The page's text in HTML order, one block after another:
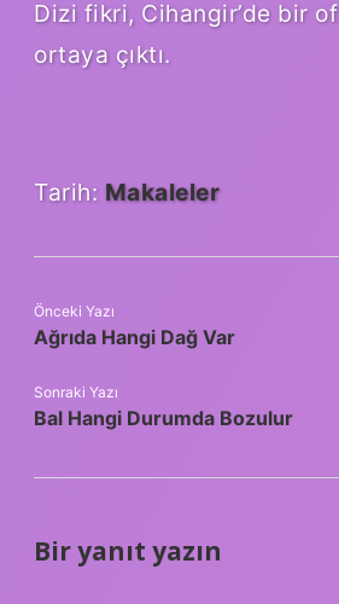
Dizi fikri, Cihangir’de bir
ortaya çıktı.
Tarih: Makaleler
Önceki Yazı
Ağrıda Hangi Dağ Var
Sonraki Yazı
Bal Hangi Durumda Bozulur
Bir yanıt yazın